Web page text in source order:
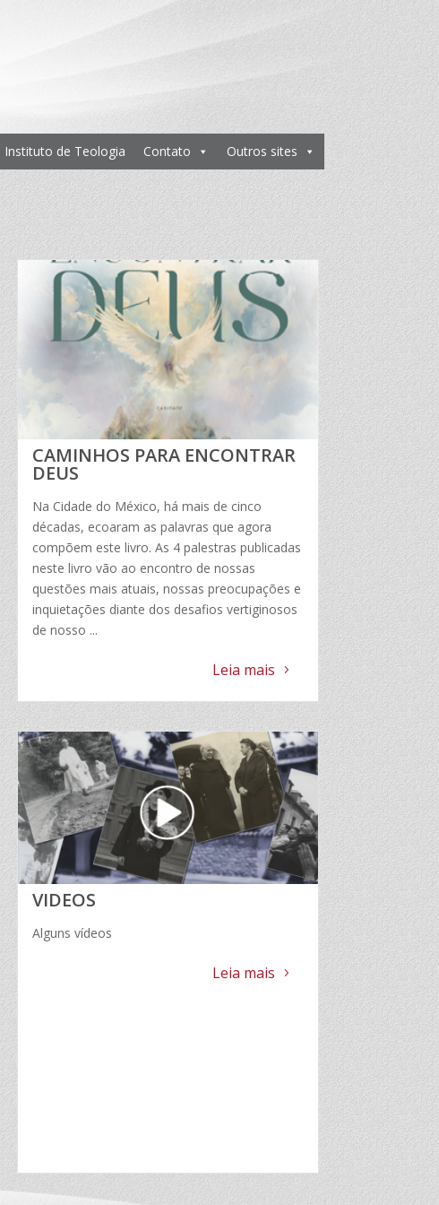
Instituto de Teologia Contato Outros sites
CAMINHOS PARA ENCONTRAR
DEUS
Na Cidade do México, há mais de cinco
décadas, ecoaram as palavras que agora
compõem este livro. As 4 palestras publicadas
neste livro vão ao encontro de nossas
questões mais atuais, nossas preocupações e
inquietações diante dos desafios vertiginosos
de nosso ...
Leia mais
VIDEOS
Alguns vídeos
Leia mais